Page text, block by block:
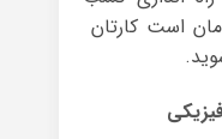
است کارتان